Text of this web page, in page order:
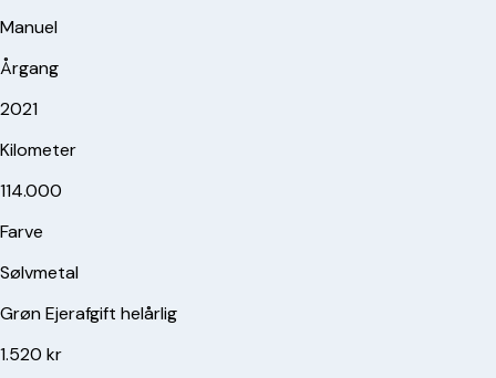
Manuel
Årgang
2021
Kilometer
114.000
Farve
Sølvmetal
Grøn Ejerafgift helårlig
1.520 kr